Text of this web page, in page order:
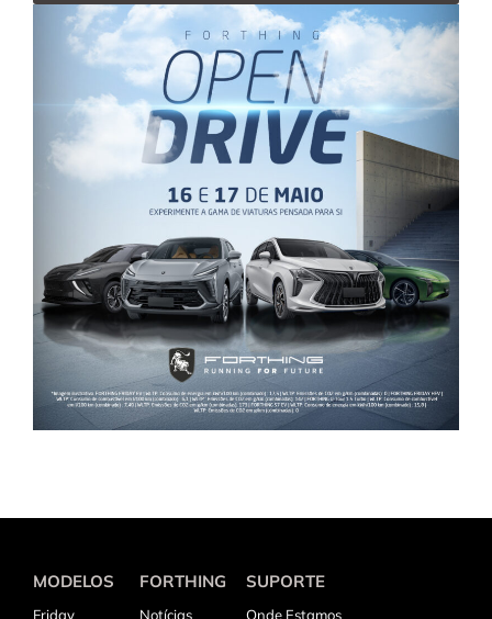
MODELOS
Friday
FORTHING
Notícias
SUPORTE
Onde Estamos